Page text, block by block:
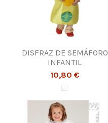
DISFRAZ DE SEMÁFORO
INFANTIL
10,80 €